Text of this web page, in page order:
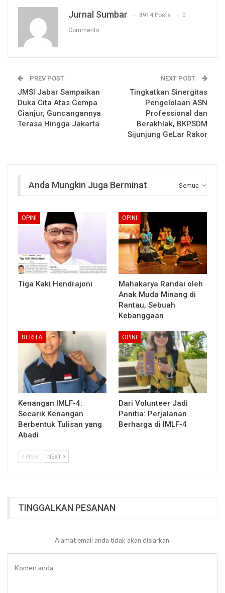
Jurnal Sumbar 8914 Posts 0
Comments
PREV POST
JMSI Jabar Sampaikan
Duka Cita Atas Gempa
Cianjur, Guncangannya
Terasa Hingga Jakarta
NEXT POST
Tingkatkan Sinergitas
Pengelolaan ASN
Professional dan
Berakhlak, BKPSDM
Sijunjung GeLar Rakor
Semua
Anda Mungkin Juga Berminat
OPINI
Tiga Kaki Hendrajoni
OPINI
Mahakarya Randai oleh
Anak Muda Minang di
Rantau, Sebuah
Kebanggaan
BERITA
Kenangan IMLF-4:
Secarik Kenangan
Berbentuk Tulisan yang
Abadi
OPINI
Dari Volunteer Jadi
Panitia: Perjalanan
Berharga di IMLF-4
PREV NEXT
TINGGALKAN PESANAN
Alamat email anda tidak akan disiarkan.